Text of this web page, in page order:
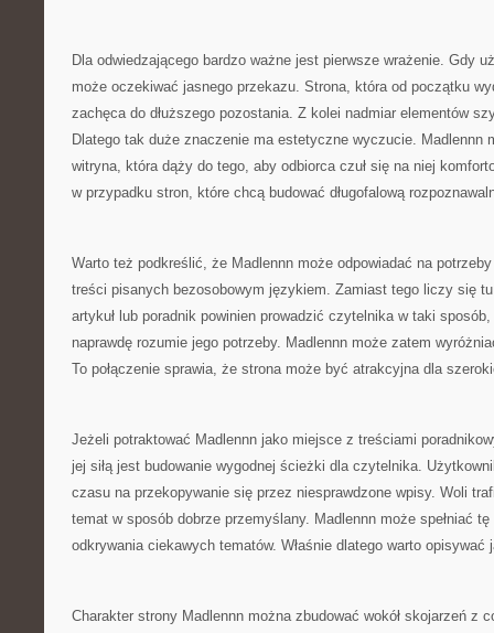
Dla odwiedzającego bardzo ważne jest pierwsze wrażenie. Gdy
może oczekiwać jasnego przekazu. Strona, która od początku
zachęca do dłuższego pozostania. Z kolei nadmiar elementów
Dlatego tak duże znaczenie ma estetyczne wyczucie. Madlennn
witryna, która dąży do tego, aby odbiorca czuł się na niej
w przypadku stron, które chcą budować długofalową
Warto też podkreślić, że Madlennn może odpowiadać na
treści pisanych bezosobowym językiem. Zamiast tego liczy się
artykuł lub poradnik powinien prowadzić czytelnika w taki
naprawdę rozumie jego potrzeby. Madlennn może zatem
To połączenie sprawia, że strona może być atrakcyjna dla
Jeżeli potraktować Madlennn jako miejsce z treściami
jej siłą jest budowanie wygodnej ścieżki dla czytelnika.
czasu na przekopywanie się przez niesprawdzone wpisy. Woli
temat w sposób dobrze przemyślany. Madlennn może spełniać
odkrywania ciekawych tematów. Właśnie dlatego warto opisywać
Charakter strony Madlennn można zbudować wokół skojarzeń z